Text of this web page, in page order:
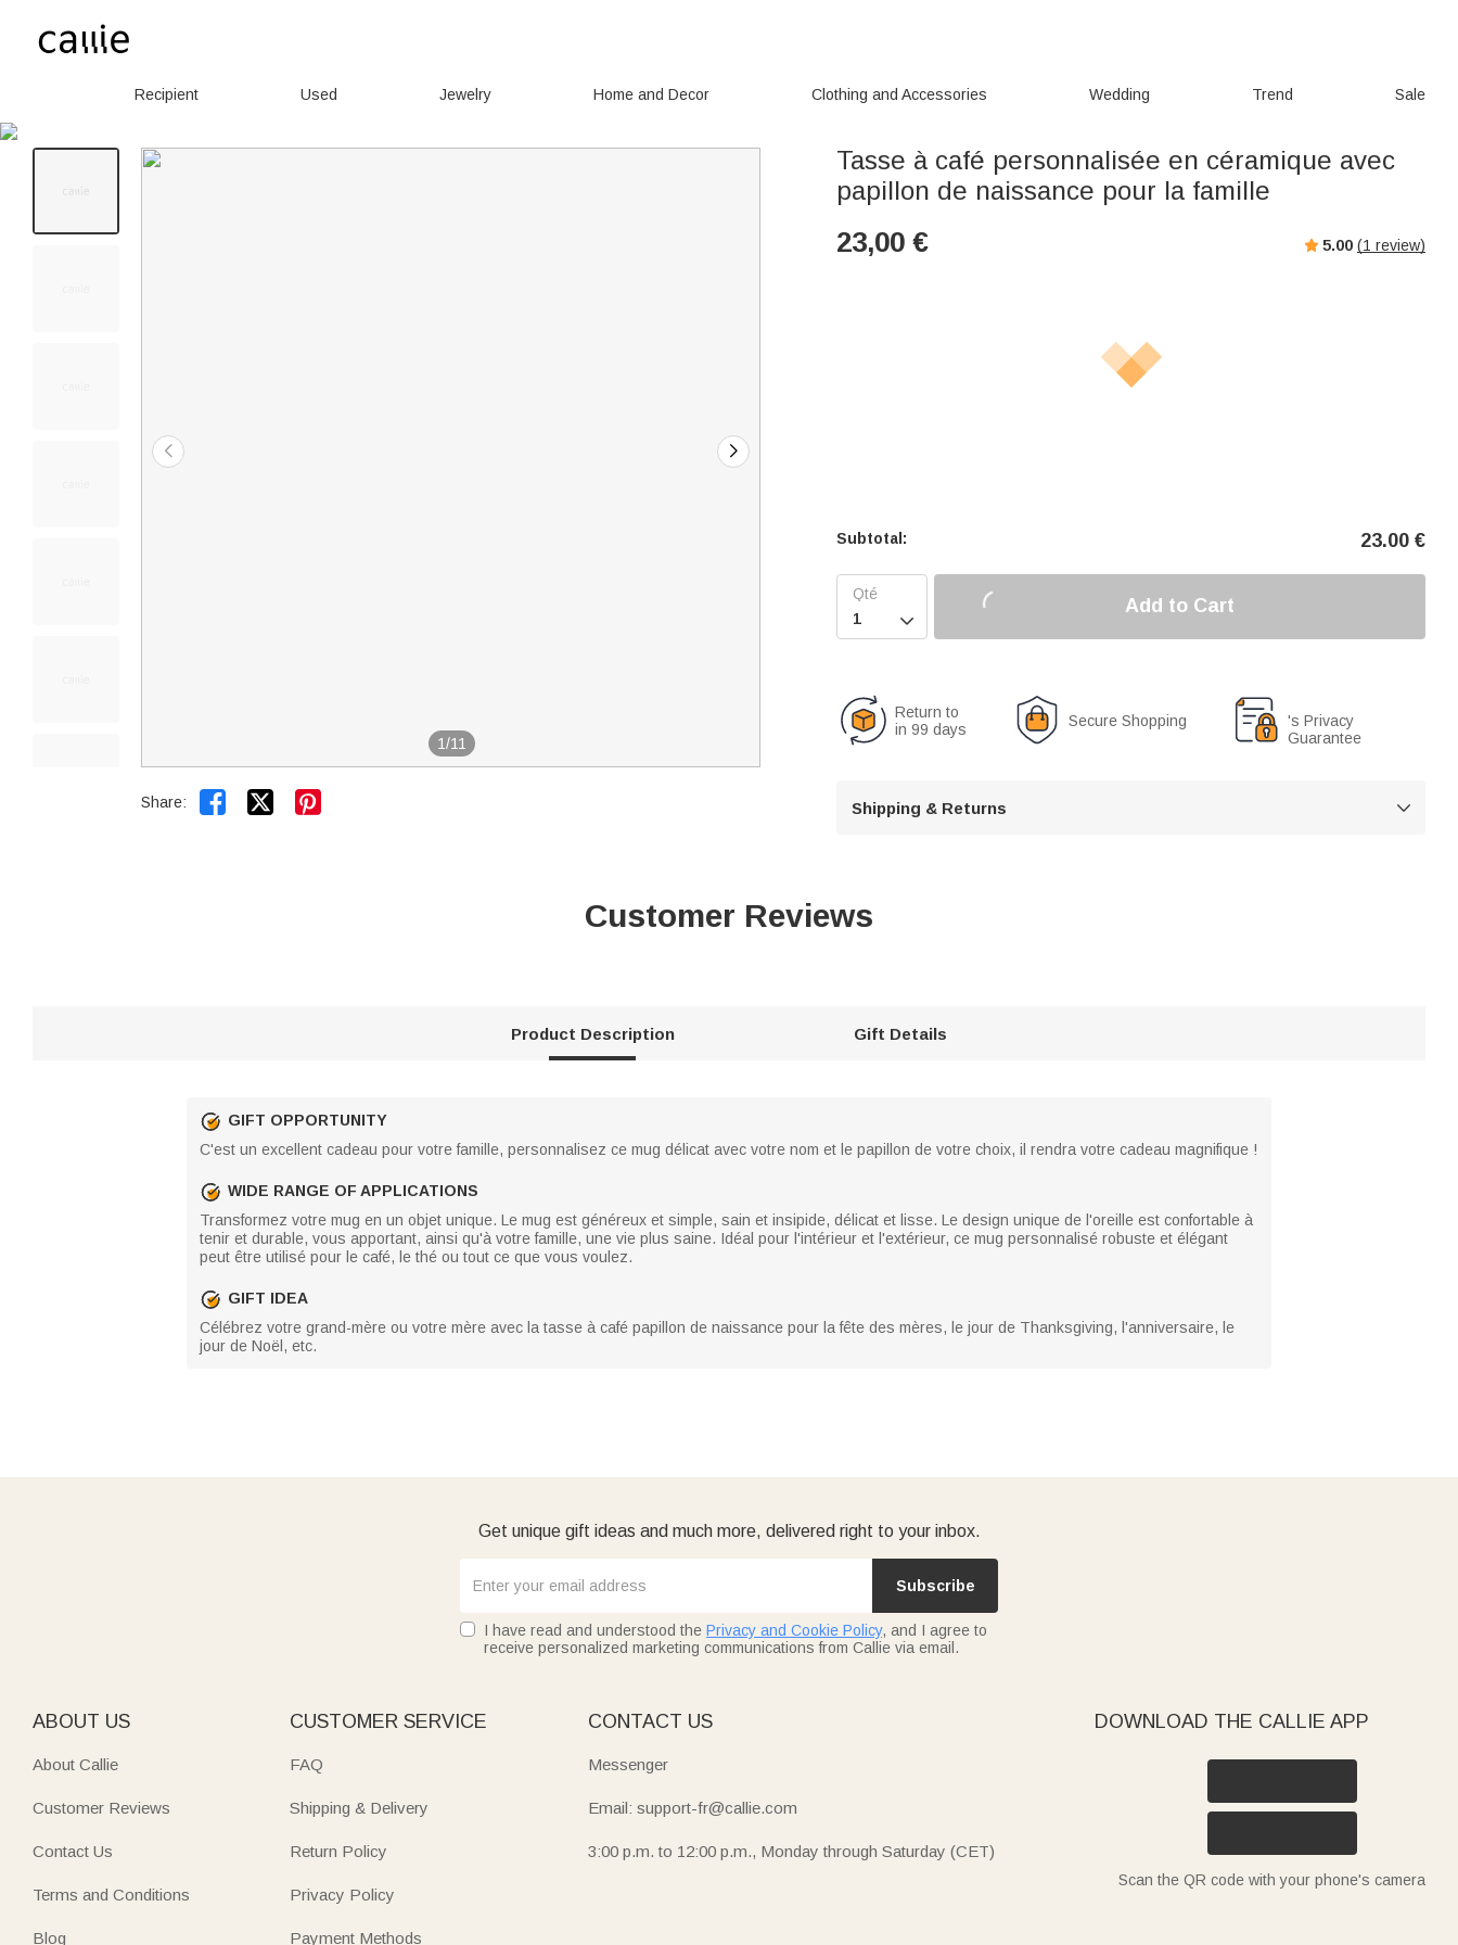
Recipient Used Jewelry Home and Decor Clothing and Accessories Wedding Trend Sale
1/11
Share:  
Tasse à café personnalisée en céramique avec
papillon de naissance pour la famille
23,00 € 5.00 (1 review)
Subtotal: 23.00 €

Add to Cart
Return to
in 99 days
Secure Shopping
's Privacy
Guarantee
Shipping & Returns 
Customer Reviews
Product Description Gift Details
GIFT OPPORTUNITY
C'est un excellent cadeau pour votre famille, personnalisez ce mug délicat avec votre nom et le papillon de votre choix, il rendra votre cadeau magnifique !
WIDE RANGE OF APPLICATIONS
Transformez votre mug en un objet unique. Le mug est généreux et simple, sain et insipide, délicat et lisse. Le design unique de l'oreille est confortable à
tenir et durable, vous apportant, ainsi qu'à votre famille, une vie plus saine. Idéal pour l'intérieur et l'extérieur, ce mug personnalisé robuste et élégant
peut être utilisé pour le café, le thé ou tout ce que vous voulez.
GIFT IDEA
Célébrez votre grand-mère ou votre mère avec la tasse à café papillon de naissance pour la fête des mères, le jour de Thanksgiving, l'anniversaire, le
jour de Noël, etc.
Get unique gift ideas and much more, delivered right to your inbox.
Subscribe
I have read and understood the Privacy and Cookie Policy, and I agree to
receive personalized marketing communications from Callie via email.
ABOUT US
About Callie
Customer Reviews
Contact Us
Terms and Conditions
Blog
CUSTOMER SERVICE
FAQ
Shipping & Delivery
Return Policy
Privacy Policy
Payment Methods
CONTACT US
Messenger
Email: support-fr@callie.com
3:00 p.m. to 12:00 p.m., Monday through Saturday (CET)
DOWNLOAD THE CALLIE APP
Scan the QR code with your phone's camera